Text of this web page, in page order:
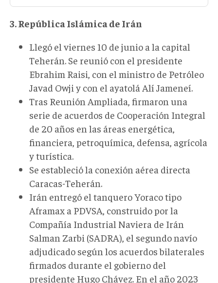
3. República Islámica de Irán
Llegó el viernes 10 de junio a la capital
Teherán. Se reunió con el presidente
Ebrahim Raisi, con el ministro de Petróleo
Javad Owji y con el ayatolá Alí Jameneí.
Tras Reunión Ampliada, firmaron una
serie de acuerdos de Cooperación Integral
de 20 años en las áreas energética,
financiera, petroquímica, defensa, agrícola
y turística.
Se estableció la conexión aérea directa
Caracas-Teherán.
Irán entregó el tanquero Yoraco tipo
Aframax a PDVSA, construido por la
Compañía Industrial Naviera de Irán
Salman Zarbi (SADRA), el segundo navío
adjudicado según los acuerdos bilaterales
firmados durante el gobierno del
presidente Hugo Chávez. En el año 2023